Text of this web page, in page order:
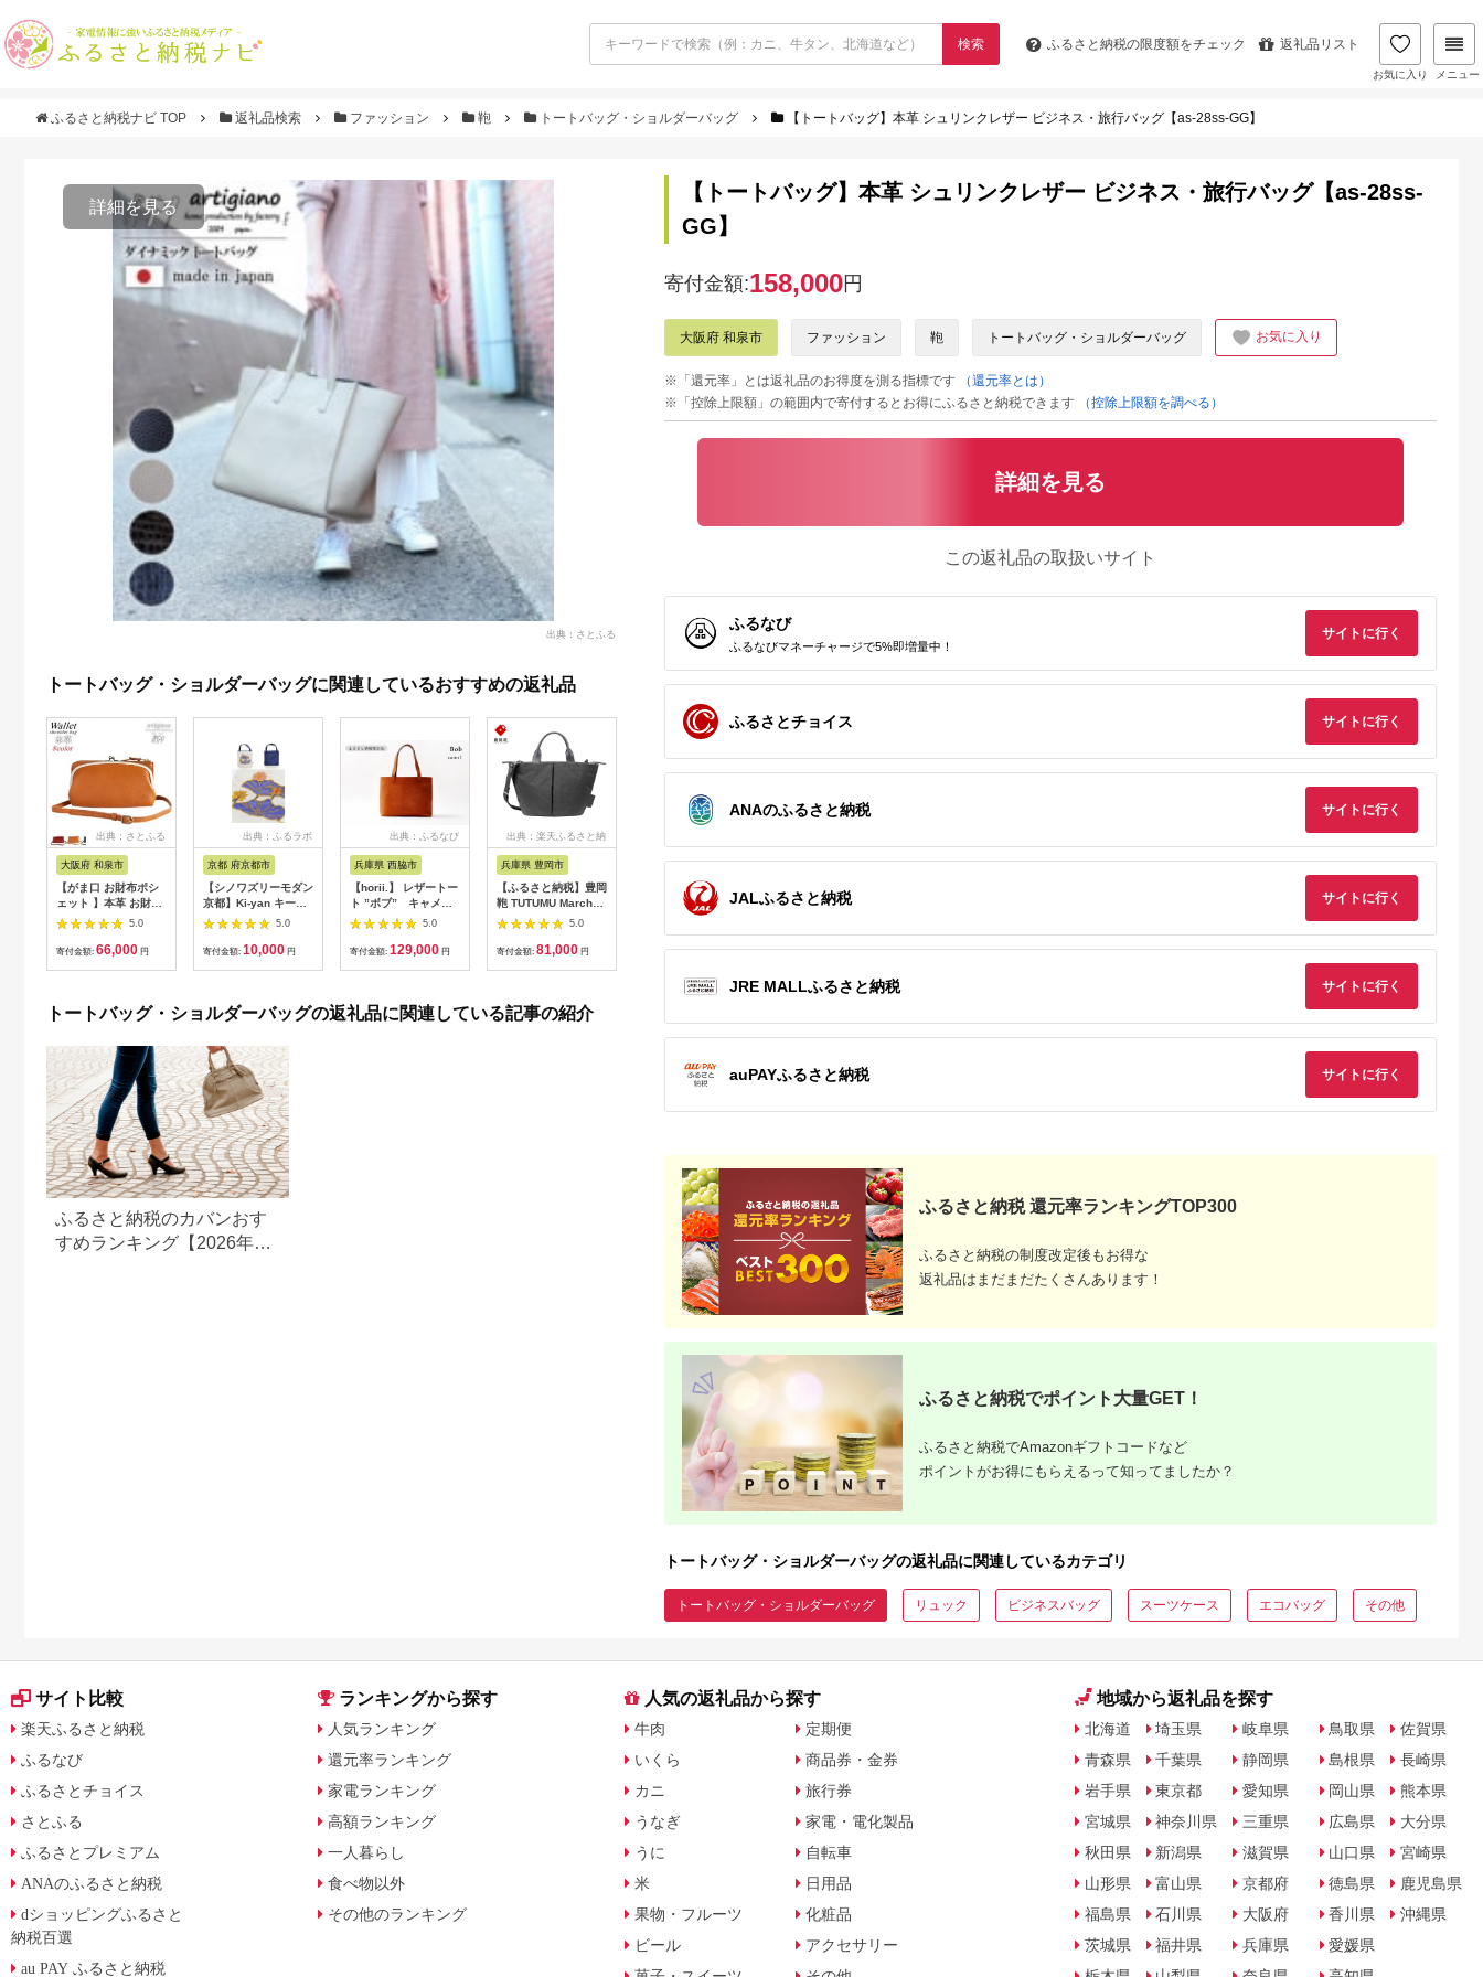
検索 ふるさと納税の限度額をチェック 返礼品リスト
お気に入り メニュー
ふるさと納税ナビ TOP 返礼品検索 ファッション 鞄 トートバッグ・ショルダーバッグ 【トートバッグ】本革 シュリンクレザー ビジネス・旅行バッグ【as-28ss-GG】
詳細を見る
出典：さとふる
トートバッグ・ショルダーバッグに関連しているおすすめの返礼品
出典：さとふる
大阪府 和泉市
【がま口 お財布ポシ
ェット 】本革 お財布
ショルダー ショルダ
ーバッグ【aw-17nns-
CA】
5.0
寄付金額: 66,000 円
出典：ふるラボ
京都 府京都市
【シノワズリーモダン
京都】Ki-yan キーヤ
ンカットワーク刺繍
防水・撥水トートバッ
グ 蓮花・ホワイト［
トワーク刺繍 おしゃ
れ 人気 おすすめ レデ
レゼント お取り寄せ
通販 送料無料 ふるさ
と納税 ］
5.0
寄付金額: 10,000 円
出典：ふるなび
兵庫県 西脇市
【horii.】 レザートー
ト ”ボブ” キャメ
ル 129-8
5.0
寄付金額: 129,000 円
出典：楽天ふるさと納
兵庫県 豊岡市
【ふるさと納税】豊岡
鞄 TUTUMU Marche
XS SD（S3600）グ
レー / レディース ミ
ニトートバッグ ショ
5.0
寄付金額: 81,000 円
栃木県 栃木市
スマートサイフ Lサイ
ズ スマホポーチ
HUKURO 栃木レザー
全6色【かばん ファッ
ション 人気 おすすめ
寄付金額:66,000円
滋賀県 米原市
金梅帆布トートバッグ
寄付金額:21,000円
兵庫県 豊岡市
イビー）（S2200 24-
157）/ トート バッグ
寄付金額:84,000円
滋賀県 高島市
ダー 先染めキャメル
【高島屋選定品】
寄付金額:31,000円
出典：ふるさとチョイ
岡山県 西粟倉村
5.0
寄付金額:184,000円
出典：ふるさとチョ
大阪府 忠岡町
トバッグ&保冷ランチ
バッグセット(モダニ
ズムBK)【1065434
寄付金額:5,000
トートバッグ・ショルダーバッグの返礼品に関連している記事の紹介
ふるさと納税のカバンおす
すめランキング【2026年】
【トートバッグ】本革 シュリンクレザー ビジネス・旅行バッグ【as-28ss-
GG】
寄付金額:158,000円
大阪府 和泉市 ファッション 鞄 トートバッグ・ショルダーバッグ お気に入り
※「還元率」とは返礼品のお得度を測る指標です
（還元率とは）
※「控除上限額」の範囲内で寄付するとお得にふるさと納税できます
（控除上限額を調べる）
詳細を見る
この返礼品の取扱いサイト
ふるなび
ふるなびマネーチャージで5%即増量中！
サイトに行く
ふるさとチョイス サイトに行く
ANAのふるさと納税 サイトに行く
JALふるさと納税 サイトに行く
JRE MALLふるさと納税 サイトに行く
auPAYふるさと納税 サイトに行く
ふるさと納税 還元率ランキングTOP300
ふるさと納税の制度改定後もお得な
返礼品はまだまだたくさんあります！
ふるさと納税でポイント大量GET！
ふるさと納税でAmazonギフトコードなど
ポイントがお得にもらえるって知ってましたか？
トートバッグ・ショルダーバッグの返礼品に関連しているカテゴリ
トートバッグ・ショルダーバッグ リュック ビジネスバッグ スーツケース エコバッグ その他
サイト比較
楽天ふるさと納税
ふるなび
ふるさとチョイス
さとふる
ふるさとプレミアム
ANAのふるさと納税
dショッピングふるさと
納税百選
au PAY ふるさと納税
ランキングから探す
人気ランキング
還元率ランキング
家電ランキング
高額ランキング
一人暮らし
食べ物以外
その他のランキング
人気の返礼品から探す
牛肉
いくら
カニ
うなぎ
うに
米
果物・フルーツ
ビール
定期便
商品券・金券
旅行券
家電・電化製品
自転車
日用品
化粧品
アクセサリー
地域から返礼品を探す
北海道
青森県
岩手県
宮城県
秋田県
山形県
福島県
茨城県
埼玉県
千葉県
東京都
神奈川県
新潟県
富山県
石川県
福井県
岐阜県
静岡県
愛知県
三重県
滋賀県
京都府
大阪府
兵庫県
鳥取県
島根県
岡山県
広島県
山口県
徳島県
香川県
愛媛県
佐賀県
長崎県
熊本県
大分県
宮崎県
鹿児島県
沖縄県